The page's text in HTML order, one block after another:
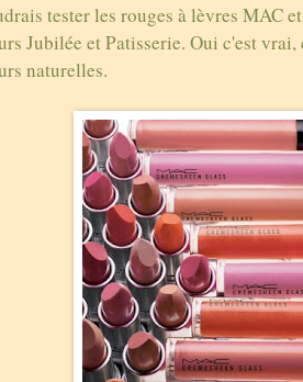
tester les rouges à lèvres MAC
Jubilée et Patisserie. Oui c'est vrai,
naturelles.